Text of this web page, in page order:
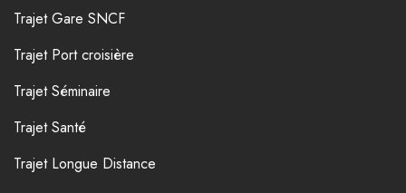
Trajet Gare SNCF
Trajet Port croisière
Trajet Séminaire
Trajet Santé
Trajet Longue Distance